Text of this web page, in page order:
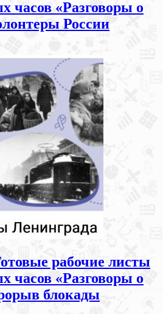
часов «Разговоры о
России
рабочие листы
часов «Разговоры о
блокады